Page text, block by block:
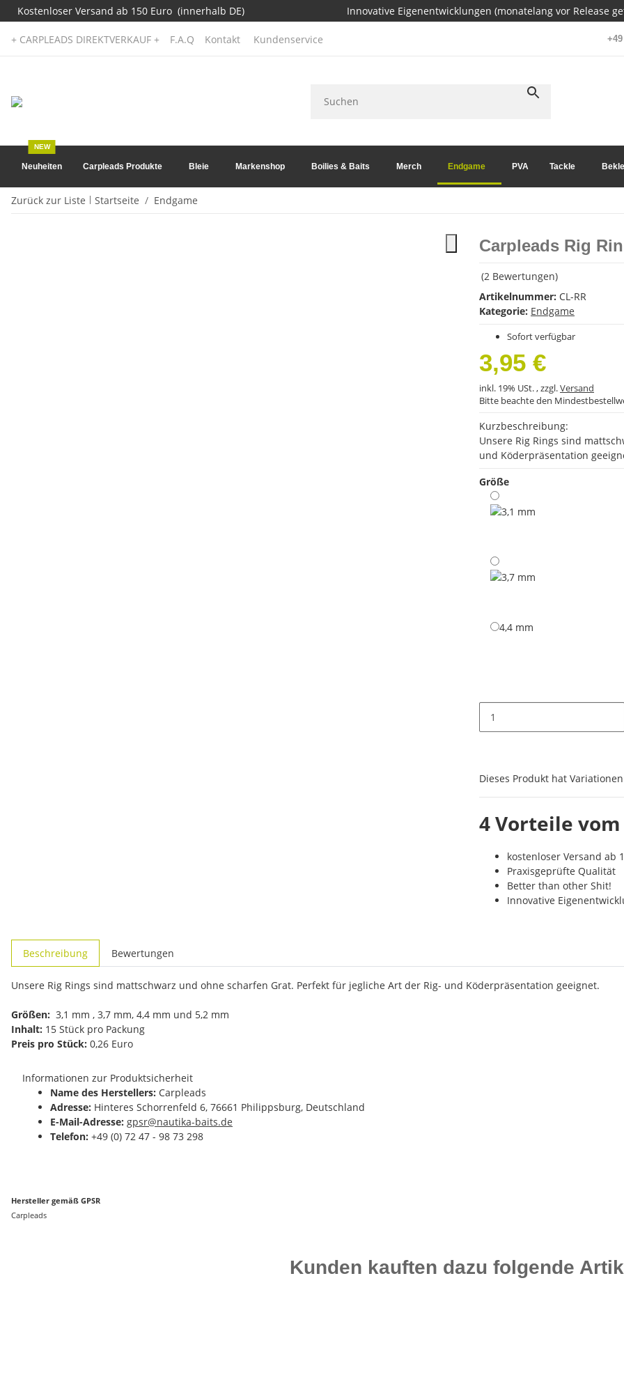
Kostenloser Versand ab 150 Euro (innerhalb DE) Innovative Eigenentwicklungen (monatelang vor Release
+ CARPLEADS DIREKTVERKAUF + F.A.Q Kontakt Kundenservice
Neuheiten
NEW
Carpleads Produkte Bleie Markenshop Boilies & Baits Merch Endgame PVA Tackle
Zurück zur Liste Startseite Endgame
Carpleads Rig
(2 Bewertungen)
Artikelnummer: CL-RR
Kategorie: Endgame
Sofort verfügbar
3,95 €
inkl. 19% USt. , zzgl.Versand
Bitte beachte den
Kurzbeschreibung:
Unsere Rig Rings sind
und Köderpräsentation
Größe
3,1 mm
3,7 mm
4,4 mm
x
Dieses Produkt hat
4 Vorteile
kostenloser Versand ab
Praxisgeprüfte Qualität
Better than other Shit!
Innovative
Beschreibung Bewertungen
Unsere Rig Rings sind mattschwarz und ohne scharfen Grat. Perfekt für jegliche Art der Rig- und Köderpräsentation geeignet.
Größen: 3,1 mm , 3,7 mm, 4,4 mm und 5,2 mm
Inhalt: 15 Stück pro Packung
Preis pro Stück: 0,26 Euro
Informationen zur Produktsicherheit
Name des Herstellers: Carpleads
Adresse: Hinteres Schorrenfeld 6, 76661 Philippsburg, Deutschland
E-Mail-Adresse: gpsr@nautika-baits.de
Telefon: +49 (0) 72 47 - 98 73 298
Hersteller gemäß GPSR
Carpleads
Kunden kauften dazu folgende